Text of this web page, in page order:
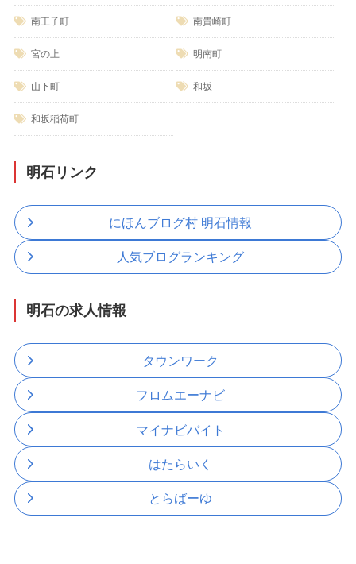
南王子町 南貴崎町
宮の上 明南町
山下町 和坂
和坂稲荷町
明石リンク
にほんブログ村 明石情報
人気ブログランキング
明石の求人情報
タウンワーク
フロムエーナビ
マイナビバイト
はたらいく
とらばーゆ